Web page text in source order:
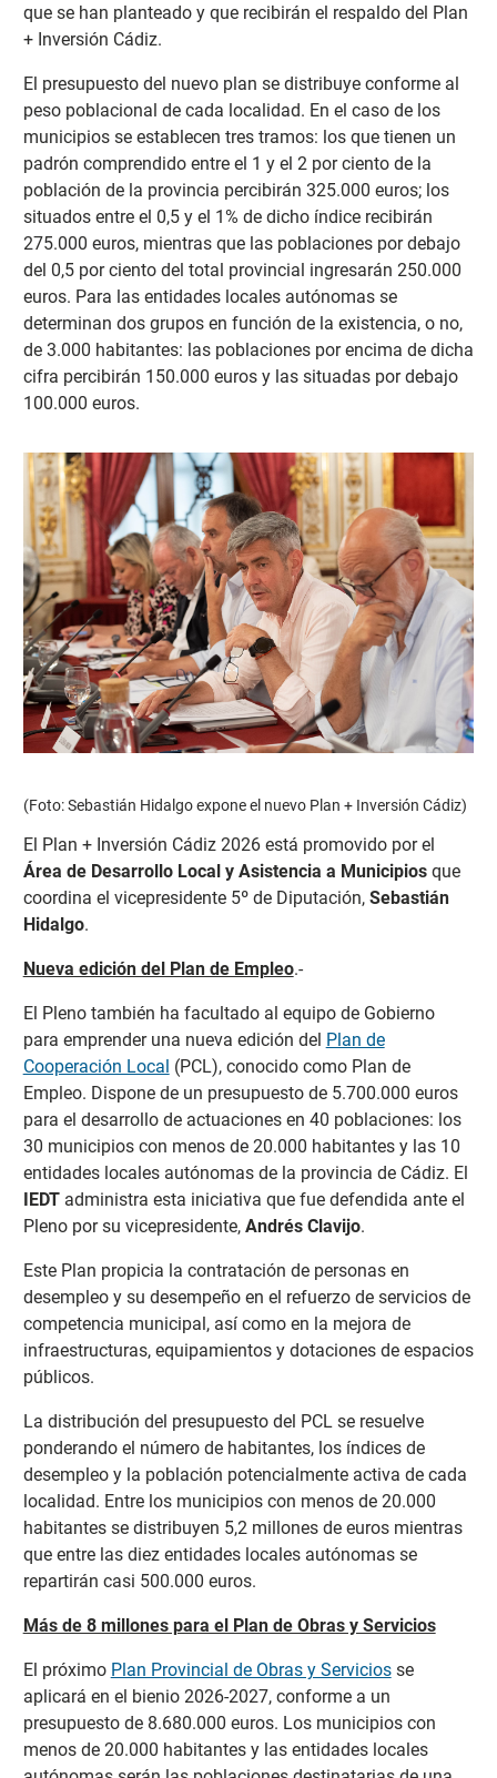
que se han planteado y que recibirán el respaldo del Plan
+ Inversión Cádiz.
El presupuesto del nuevo plan se distribuye conforme al
peso poblacional de cada localidad. En el caso de los
municipios se establecen tres tramos: los que tienen un
padrón comprendido entre el 1 y el 2 por ciento de la
población de la provincia percibirán 325.000 euros; los
situados entre el 0,5 y el 1% de dicho índice recibirán
275.000 euros, mientras que las poblaciones por debajo
del 0,5 por ciento del total provincial ingresarán 250.000
euros. Para las entidades locales autónomas se
determinan dos grupos en función de la existencia, o no,
de 3.000 habitantes: las poblaciones por encima de dicha
cifra percibirán 150.000 euros y las situadas por debajo
100.000 euros.
(Foto: Sebastián Hidalgo expone el nuevo Plan + Inversión Cádiz)
El Plan + Inversión Cádiz 2026 está promovido por el
Área de Desarrollo Local y Asistencia a Municipiosque
coordina el vicepresidente 5º de Diputación, Sebastián
Hidalgo.
Nueva edición del Plan de Empleo.-
El Pleno también ha facultado al equipo de Gobierno
para emprender una nueva edición del Plan de
Cooperación Local (PCL), conocido como Plan de
Empleo. Dispone de un presupuesto de 5.700.000 euros
para el desarrollo de actuaciones en 40 poblaciones: los
30 municipios con menos de 20.000 habitantes y las 10
entidades locales autónomas de la provincia de Cádiz. El
IEDT administra esta iniciativa que fue defendida ante el
Pleno por su vicepresidente, Andrés Clavijo.
Este Plan propicia la contratación de personas en
desempleo y su desempeño en el refuerzo de servicios de
competencia municipal, así como en la mejora de
infraestructuras, equipamientos y dotaciones de espacios
públicos.
La distribución del presupuesto del PCL se resuelve
ponderando el número de habitantes, los índices de
desempleo y la población potencialmente activa de cada
localidad. Entre los municipios con menos de 20.000
habitantes se distribuyen 5,2 millones de euros mientras
que entre las diez entidades locales autónomas se
repartirán casi 500.000 euros.
Más de 8 millones para el Plan de Obras y Servicios
El próximo Plan Provincial de Obras y Serviciosse
aplicará en el bienio 2026-2027, conforme a un
presupuesto de 8.680.000 euros. Los municipios con
menos de 20.000 habitantes y las entidades locales